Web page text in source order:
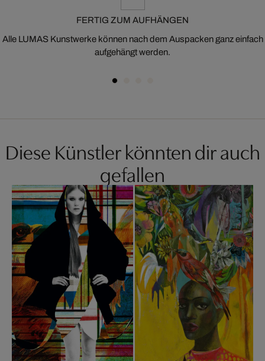
FERTIG ZUM AUFHÄNGEN
Alle LUMAS Kunstwerke können nach dem Auspacken ganz einfach
aufgehängt werden.
Diese Künstler könnten dir auch
gefallen